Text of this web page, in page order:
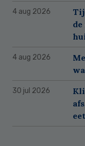
4 aug 2026
4 aug 2026
30 jul 2026